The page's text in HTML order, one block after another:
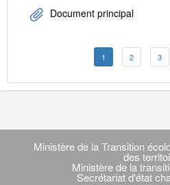
Document principal
1 2 3
Navigation
transverse
Ministère de la Transition
des
Ministère de la
Secrétariat d'état